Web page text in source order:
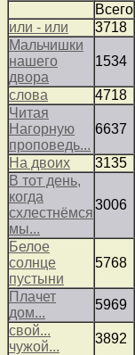
Всего
или - или 3718
Мальчишки
нашего
двора
1534
слова 4718
Читая
Нагорную
проповедь...
6637
На двоих 3135
В тот день,
когда
схлестнёмся
мы...
3006
Белое
солнце
пустыни
5768
Плачет
дом...
5969
свой...
чужой...
3892